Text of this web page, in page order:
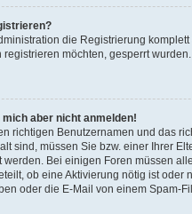
die Registrierung
möchten, gesperrt
aber nicht anmelden!
richtigen Benutzernamen und das
sind, müssen Sie bzw. einer Ihrer
Bei einigen Foren müssen
ob eine Aktivierung nötig ist
oder die E-Mail von einem Spam-